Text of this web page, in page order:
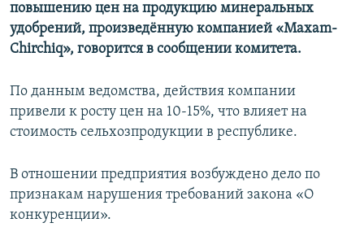
повышению цен на продукцию минеральных
удобрений, произведённую компанией «Maxam-
Chirchiq», говорится в сообщении комитета.
По данным ведомства, действия компании
привели к росту цен на 10-15%, что влияет на
стоимость сельхозпродукции в республике.
В отношении предприятия возбуждено дело по
признакам нарушения требований закона «О
конкуренции».